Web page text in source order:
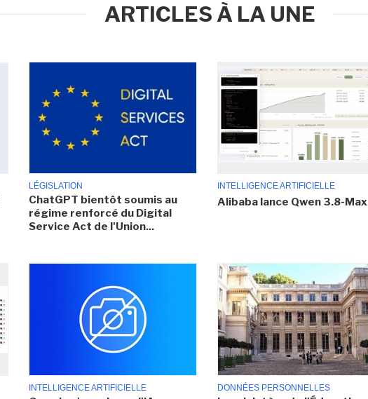
ARTICLES À LA UNE
LÉGISLATION
ChatGPT bientôt soumis au
régime renforcé du Digital
Service Act de l'Union...
INTELLIGENCE ARTIFICIELLE
Alibaba lance Qwen 3.8-Max
INTELLIGENCE ARTIFICIELLE DONNÉES PERSONNELLES